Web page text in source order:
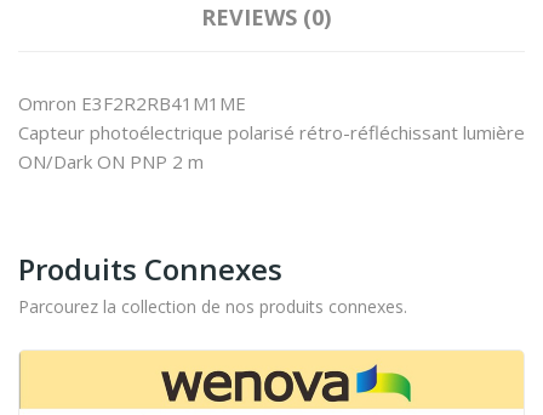
REVIEWS (0)
Omron E3F2R2RB41M1ME
Capteur photoélectrique polarisé rétro-réfléchissant lumière
ON/Dark ON PNP 2 m
Produits Connexes
Parcourez la collection de nos produits connexes.